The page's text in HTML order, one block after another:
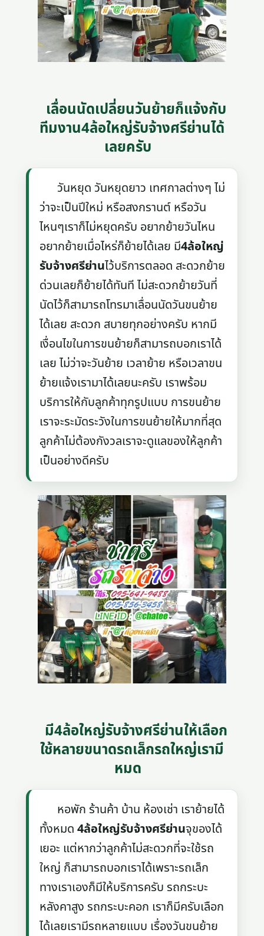
เลื่อนนัดเปลี่ยนวันย้ายก็แจ้งกับ
ทีมงาน4ล้อใหญ่รับจ้างศรีย่านได้
เลยครับ
วันหยุด วันหยุดยาว เทศกาลต่างๆ ไม่
ว่าจะเป็นปีใหม่ หรือสงกรานต์ หรือวัน
ไหนๆเราก็ไม่หยุดครับ อยากย้ายวันไหน
อยากย้ายเมื่อไหร่ก็ย้ายได้เลย มี4ล้อใหญ่
รับจ้างศรีย่านไว้บริการตลอด สะดวกย้าย
ด่วนเลยก็ย้ายได้ทันที ไม่สะดวกย้ายวันที่
นัดไว้ก็สามารถโทรมาเลื่อนนัดวันขนย้าย
ได้เลย สะดวก สบายทุกอย่างครับ หากมี
เงื่อนไขในการขนย้ายก็สามารถบอกเราได้
เลย ไม่ว่าจะวันย้าย เวลาย้าย หรือเวลาขน
ย้ายแจ้งเรามาได้เลยนะครับ เราพร้อม
บริการให้กับลูกค้าทุกรูปแบบ การขนย้าย
เราจะระมัดระวังในการขนย้ายให้มากที่สุด
ลูกค้าไม่ต้องกังวลเราจะดูแลของให้ลูกค้า
เป็นอย่างดีครับ
มี4ล้อใหญ่รับจ้างศรีย่านให้เลือก
ใช้หลายขนาดรถเล็กรถใหญ่เรามี
หมด
หอพัก ร้านค้า บ้าน ห้องเช่า เราย้ายได้
ทั้งหมด4ล้อใหญ่รับจ้างศรีย่านจุของได้
เยอะ แต่หากว่าลูกค้าไม่สะดวกที่จะใช้รถ
ใหญ่ ก็สามารถบอกเราได้เพราะรถเล็ก
ทางเราเองก็มีให้บริการครับ รถกระบะ
หลังคาสูง รถกระบะคอก เราก็มีครับเลือก
ได้เลยเรามีรถหลายแบบ เรื่องวันขนย้าย